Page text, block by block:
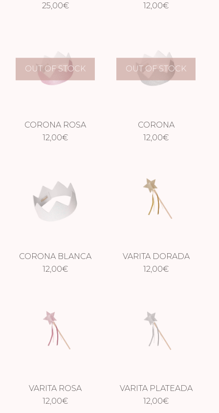
DORADA
25,00€
12,00€
OUT OF STOCK
CORONA ROSA
12,00€
OUT OF STOCK
CORONA
PLATEADA
12,00€
CORONA BLANCA
12,00€
VARITA DORADA
12,00€
VARITA ROSA
12,00€
VARITA PLATEADA
12,00€